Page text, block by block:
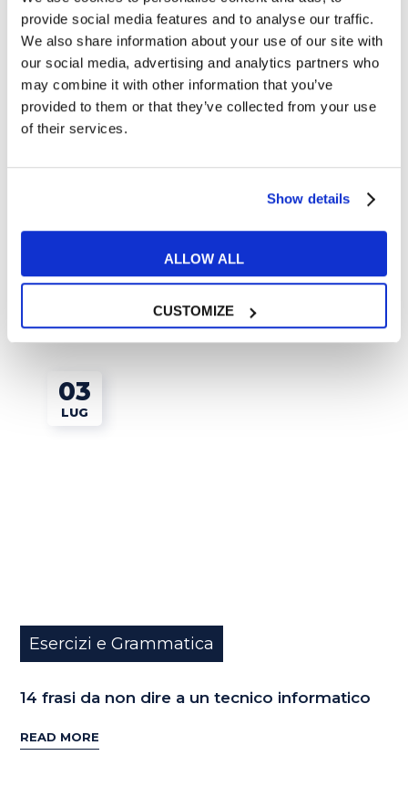
provide social media features and to analyse our traffic.
We also share information about your use of our site with
our social media, advertising and analytics partners who
may combine it with other information that you’ve
provided to them or that they’ve collected from your use
of their services.
Show details
ALLOW ALL
CUSTOMIZE
READ MORE
03
LUG
Esercizi e Grammatica
14 frasi da non dire a un tecnico informatico
READ MORE